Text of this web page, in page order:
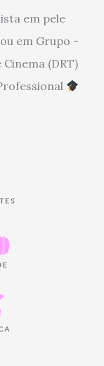
em pele
em Grupo -
(DRT)